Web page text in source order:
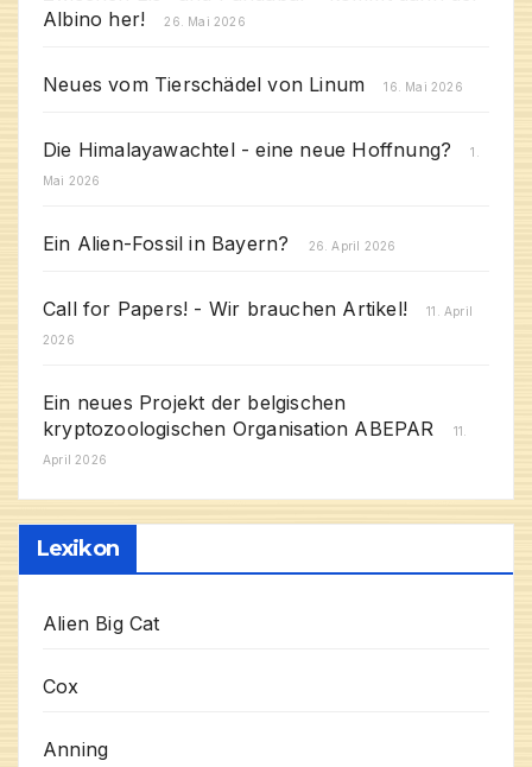
Albino her!
26. Mai 2026
Neues vom Tierschädel von Linum 16. Mai 2026
Die Himalayawachtel - eine neue Hoffnung?
1.
Mai 2026
Ein Alien-Fossil in Bayern? 26. April 2026
Call for Papers! - Wir brauchen Artikel!
11. April
2026
Ein neues Projekt der belgischen
kryptozoologischen Organisation ABEPAR
11.
April 2026
Lexikon
Alien Big Cat
Cox
Anning